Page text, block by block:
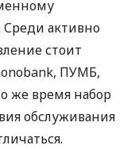
активно
стоит
ПУМБ,
же время набор
обслуживания